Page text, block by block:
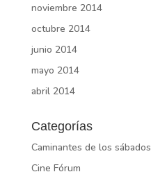
noviembre 2014
octubre 2014
junio 2014
mayo 2014
abril 2014
Categorías
Caminantes de los sábados
Cine Fórum